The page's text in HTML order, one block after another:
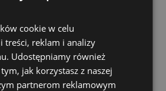
cookie w celu
treści, reklam i analizy
Udostępniamy również
jak korzystasz z naszej
partnerom reklamowym